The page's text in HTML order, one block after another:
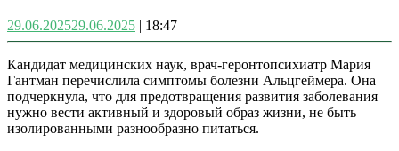
29.06.202529.06.2025 | 18:47
Кандидат медицинских наук, врач-геронтопсихиатр Мария
Гантман перечислила симптомы болезни Альцгеймера. Она
подчеркнула, что для предотвращения развития заболевания
нужно вести активный и здоровый образ жизни, не быть
изолированными разнообразно питаться.